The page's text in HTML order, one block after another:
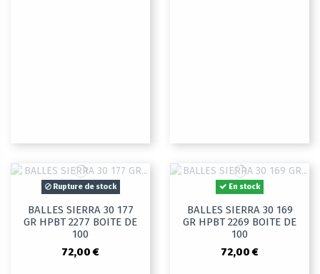
Rupture de stock
BALLES SIERRA 30 177
GR HPBT 2277 BOITE DE
100
72,00 €
En stock
BALLES SIERRA 30 169
GR HPBT 2269 BOITE DE
100
72,00 €